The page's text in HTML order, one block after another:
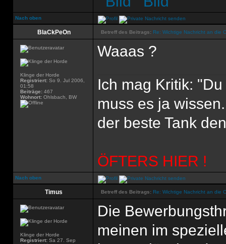
Nach oben
BlaCkPeOn Betreff des Beitrags: Re: Wichtige Nachricht an die
Klinge der Horde
Registriert: So 9. Jul 2006,
01:58
Beiträge: 467
Wohnort: Ohlsbach, BW
Waaas ?
Ich mag Kritik:
muss es ja
der beste Tank
ÖFTERS HIER !
Nach oben
Timus Betreff des Beitrags: Re: Wichtige Nachricht an die
Klinge der Horde
Registriert: Sa 27. Sep
Die
meinen im